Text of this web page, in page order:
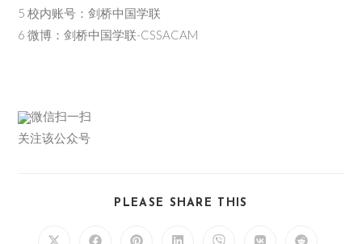
5 校内账号：剑桥中国学联
6 微博：剑桥中国学联-CSSACAM
微信扫一扫
关注该公众号
PLEASE SHARE THIS